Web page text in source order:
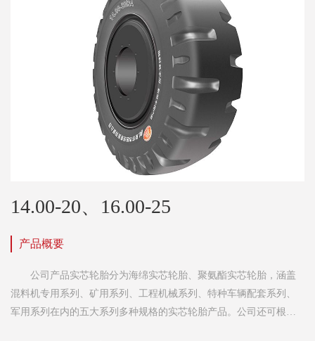
14.00-20、16.00-25
产品概要
公司产品实芯轮胎分为海绵实芯轮胎、聚氨酯实芯轮胎，涵盖
混料机专用系列、矿用系列、工程机械系列、特种车辆配套系列、
军用系列在内的五大系列多种规格的实芯轮胎产品。公司还可根据